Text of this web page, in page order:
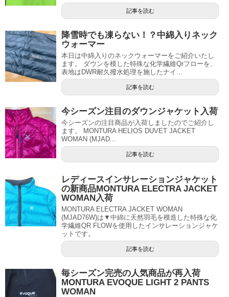
記事を読む
降雪時でも凍らない！？中綿入りネック
ウォーマー
本日は中綿入りのネックウォーマーをご紹介いたし
ます。 ダウンを模した特殊な化学繊維Qrフローを、
表地はDWR耐久撥水処理を施したナイ...
記事を読む
今シーズン注目のダウンジャケット入荷
今シーズンの注目商品が入荷しましたのでご紹介し
ます。 MONTURA HELIOS DUVET JACKET
WOMAN (MJAD...
記事を読む
レディースインサレーションジャケット
の新商品MONTURA ELECTRA JACKET
WOMAN入荷
MONTURA ELECTRA JACKET WOMAN
(MJAD76W)は▼中綿に天然羽毛を模造した特殊な化
学繊維QR FLOWを使用したインサレーションジャケ
ットです。
記事を読む
毎シーズン完売の人気商品が再入荷
MONTURA EVOQUE LIGHT 2 PANTS
WOMAN